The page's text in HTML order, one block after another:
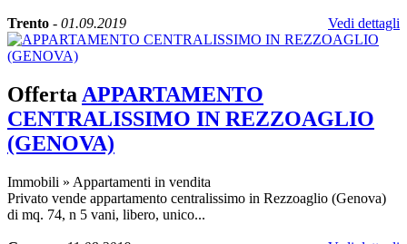
Trento - 01.09.2019 Vedi dettagli
OffertaAPPARTAMENTO
CENTRALISSIMO IN REZZOAGLIO
(GENOVA)
Immobili » Appartamenti in vendita
Privato vende appartamento centralissimo in Rezzoaglio (Genova)
di mq. 74, n 5 vani, libero, unico...